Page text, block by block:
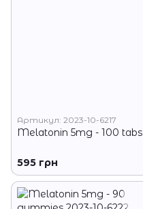
Артикул: 2023-10-6217
Melatonin 5mg - 100 tabs
595 грн